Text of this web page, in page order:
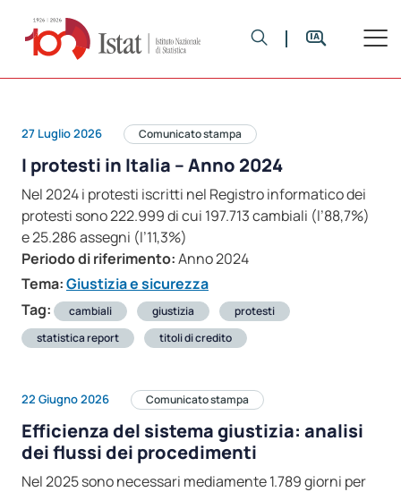
27 Luglio 2026 Comunicato stampa
I protesti in Italia – Anno 2024
Nel 2024 i protesti iscritti nel Registro informatico dei
protesti sono 222.999 di cui 197.713 cambiali (l’88,7%)
e 25.286 assegni (l’11,3%)
Periodo di riferimento:Anno 2024
Tema:Giustizia e sicurezza
Tag:
cambiali giustizia
protesti
statistica report
titoli di credito
22 Giugno 2026 Comunicato stampa
Efficienza del sistema giustizia: analisi
dei flussi dei procedimenti
Nel 2025 sono necessari mediamente 1.789 giorni per